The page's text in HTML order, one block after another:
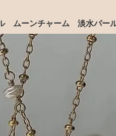
ムーンチャーム 淡水パー